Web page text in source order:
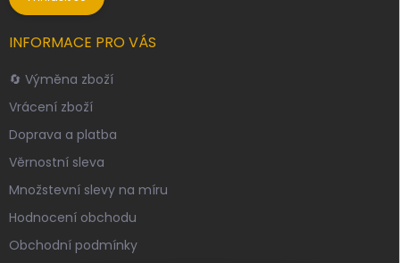
INFORMACE PRO VÁS
🔄 Výměna zboží
Vrácení zboží
Doprava a platba
Věrnostní sleva
Množstevní slevy na míru
Hodnocení obchodu
Obchodní podmínky